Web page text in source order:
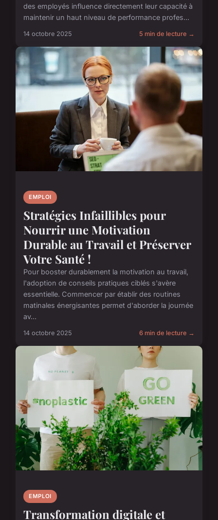
des employés influence directement leur capacité à
maintenir un haut niveau de performance profes...
14 octobre 2025 5 min de lecture →
EMPLOI
Stratégies Infaillibles pour
Nourrir une Motivation
Durable au Travail et Préserver
Votre Santé !
Pour booster durablement la motivation au travail,
l'adoption de conseils pratiques ciblés s'avère
essentielle. Commencer par établir des routines
matinales énergisantes permet d'aborder la journée
av...
14 octobre 2025 6 min de lecture →
EMPLOI
Transformation digitale et